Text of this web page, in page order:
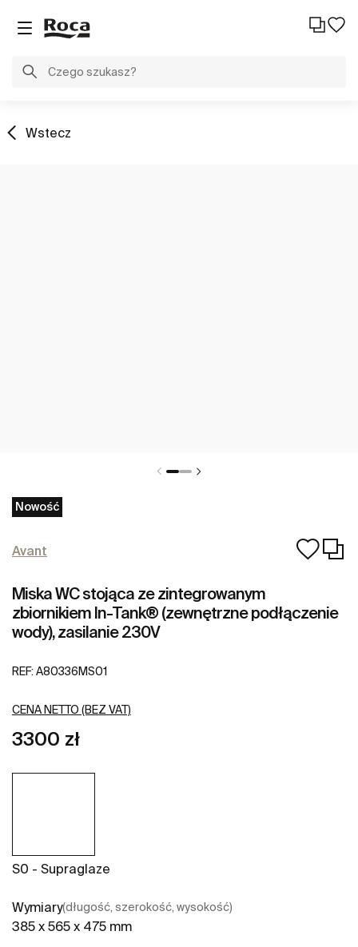
Wstecz
Nowość
Avant
Miska WC stojąca ze zintegrowanym
zbiornikiem In-Tank® (zewnętrzne podłączenie
wody), zasilanie 230V
REF: A80336MS01
CENA NETTO (BEZ VAT)
3300 zł
S0 - Supraglaze
Wymiary(długość, szerokość, wysokość)
385 x 565 x 475 mm